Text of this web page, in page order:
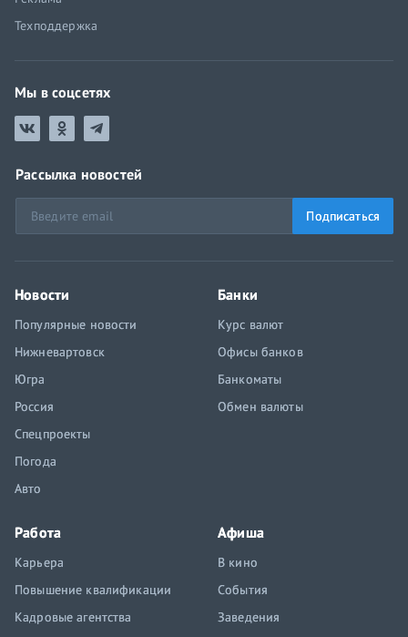
Техподдержка
Мы в соцсетях
Рассылка новостей
Подписаться
Новости
Популярные новости
Нижневартовск
Югра
Россия
Спецпроекты
Погода
Авто
Банки
Курс валют
Офисы банков
Банкоматы
Обмен валюты
Работа
Карьера
Повышение квалификации
Кадровые агентства
Афиша
В кино
События
Заведения